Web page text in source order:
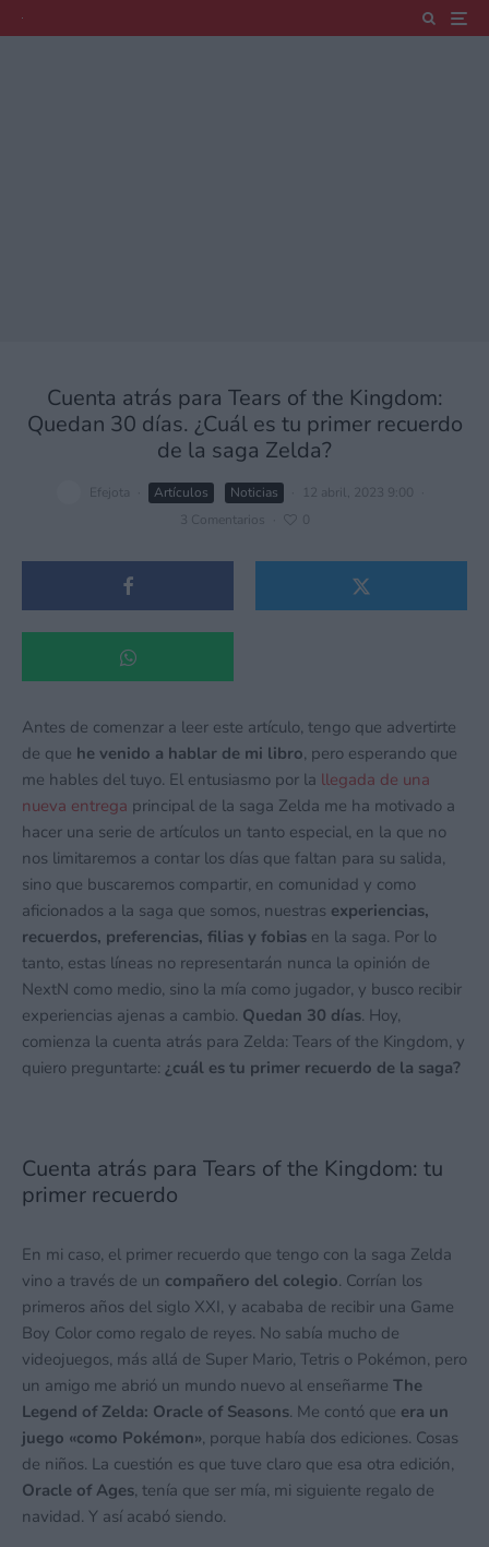
Cuenta atrás para Tears of the Kingdom:
Quedan 30 días. ¿Cuál es tu primer recuerdo
de la saga Zelda?
Efejota Artículos Noticias 12 abril, 2023 9:00
3 Comentarios
0
Antes de comenzar a leer este artículo, tengo que advertirte
de que he venido a hablar de mi libro, pero esperando que
me hables del tuyo. El entusiasmo por la llegada de una
nueva entrega principal de la saga Zelda me ha motivado a
hacer una serie de artículos un tanto especial, en la que no
nos limitaremos a contar los días que faltan para su salida,
sino que buscaremos compartir, en comunidad y como
aficionados a la saga que somos, nuestras experiencias,
recuerdos, preferencias, filias y fobias en la saga. Por lo
tanto, estas líneas no representarán nunca la opinión de
NextN como medio, sino la mía como jugador, y busco recibir
experiencias ajenas a cambio. Quedan 30 días. Hoy,
comienza la cuenta atrás para Zelda: Tears of the Kingdom, y
quiero preguntarte: ¿cuál es tu primer recuerdo de la saga?
Cuenta atrás para Tears of the Kingdom: tu
primer recuerdo
En mi caso, el primer recuerdo que tengo con la saga Zelda
vino a través de un compañero del colegio. Corrían los
primeros años del siglo XXI, y acababa de recibir una Game
Boy Color como regalo de reyes. No sabía mucho de
videojuegos, más allá de Super Mario, Tetris o Pokémon, pero
un amigo me abrió un mundo nuevo al enseñarme The
Legend of Zelda: Oracle of Seasons. Me contó que era un
juego «como Pokémon», porque había dos ediciones. Cosas
de niños. La cuestión es que tuve claro que esa otra edición,
Oracle of Ages, tenía que ser mía, mi siguiente regalo de
navidad. Y así acabó siendo.